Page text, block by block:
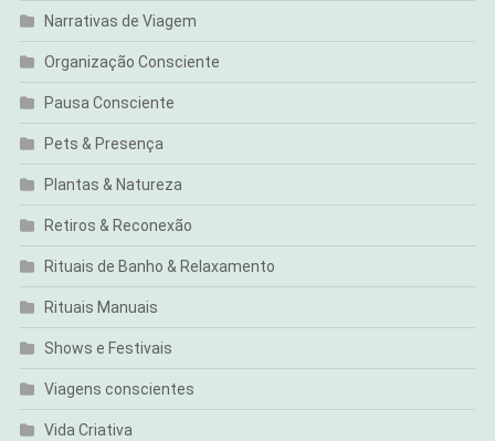
Narrativas de Viagem
Organização Consciente
Pausa Consciente
Pets & Presença
Plantas & Natureza
Retiros & Reconexão
Rituais de Banho & Relaxamento
Rituais Manuais
Shows e Festivais
Viagens conscientes
Vida Criativa